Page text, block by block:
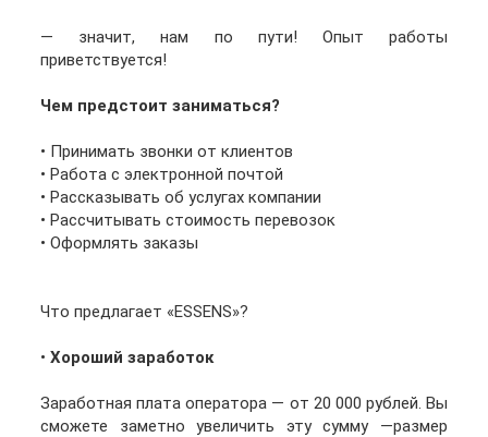
— значит, нам по пути! Опыт работы
приветствуется!
Чем предстоит заниматься?
• Принимать звонки от клиентов
• Работа с электронной почтой
• Рассказывать об услугах компании
• Рассчитывать стоимость перевозок
• Оформлять заказы
Что предлагает «ESSENS»?
• Хороший заработок
Заработная плата оператора — от 20 000 рублей. Вы
сможете заметно увеличить эту сумму —размер